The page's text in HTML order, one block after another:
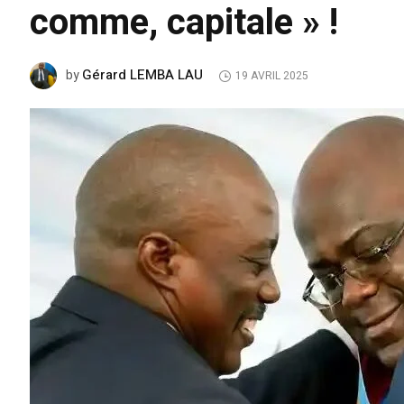
comme, capitale » !
byGérard LEMBA LAU 19 AVRIL 2025